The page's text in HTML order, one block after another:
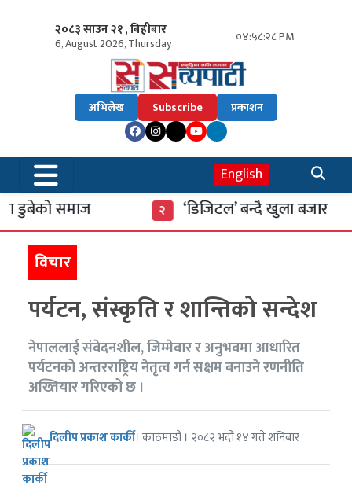
२०८३ साउन २१ , बिहीबार
6, August 2026, Thursday ०४:५८:२९ PM
अभिलेख Subscribe प्रकाशन
English
समाज
‘डिजिटल’ बन्दै खुला बजार
विचार
पर्यटन, संस्कृति र शान्तिको सन्देश
नेपाललाई संवेदनशील, जिम्मेवार र अनुभवमा आधारित
पर्यटनको अन्तरराष्ट्रिय नेतृत्व गर्न सक्षम बनाउने रणनीति
अख्तियार गरिएको छ ।
दिलीप प्रकाश कार्की। काठमाडौं । २०८२ भदौ १४ गते शनिबार